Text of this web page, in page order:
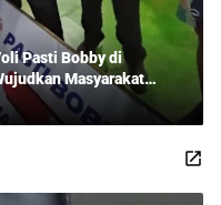
Pasti Bobby di
Masyarakat
Penonton!